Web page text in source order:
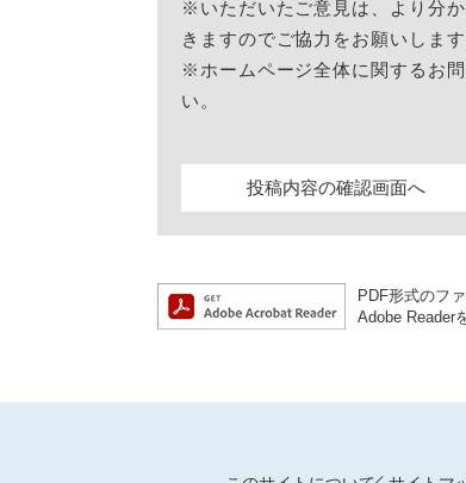
※いただいたご意見は、より分
きますのでご協力をお願いします
※ホームページ全体に関するお問
い。
PDF形式のフ
Adobe Reader